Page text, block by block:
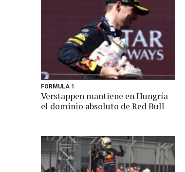
FORMULA 1
Verstappen mantiene en Hungría
el dominio absoluto de Red Bull